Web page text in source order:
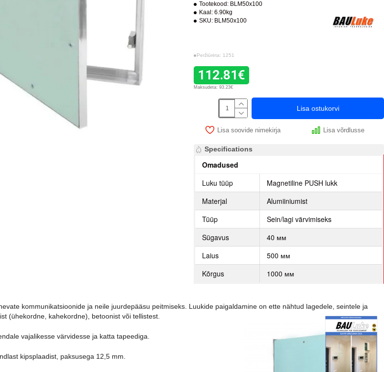
Tootekood: BLM50x100
Kaal: 6.90kg
SKU: BLM50x100
Peržiūrėta: 1251
112.81€
Maksudeta: 93.23€
Lisa ostukorvi
Lisa soovide nimekirja Lisa võrdlusse
Specifications
Omadused
Luku tüüp
Magnetiline PUSH lukk
Materjal
Alumiiniumist
Tüüp
Sein/lagi värvimiseks
Sügavus
40 мм
Laius
500 мм
Kõrgus
1000 мм
kommunikatsioonide ja neile juurdepääsu peitmiseks. Luukide paigaldamine on ette nähtud lagedele, seintele ja
(ühekordne, kahekordne), betoonist või tellistest.
vajalikesse värvidesse ja katta tapeediga.
kipsplaadist, paksusega 12,5 mm.